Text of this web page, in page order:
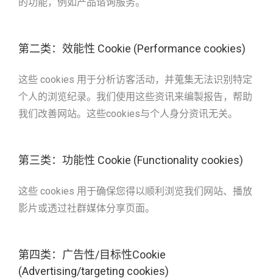
第二类：效能性 Cookie (Performance cookies)
这些 cookies 用于分析访客活动，并蒐集无法识别特定
个人的浏览纪录。我们使用这些资讯来编製报告，帮助
我们改善网站。这些cookies与个人身分资讯无关。
第三类：功能性 Cookie (Functionality cookies)
这些 cookies 用于确保您得以顺利浏览我们网站、播放
影片或透过社群媒体分享页面。
第四类：广告性/目标性Cookie
(Advertising/targeting cookies)